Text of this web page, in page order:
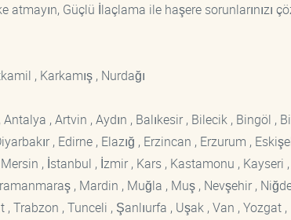
atmayın, Güçlü İlaçlama ile haşere sorunlarınızı
, Karkamış , Nurdağı
, Artvin , Aydın , Balıkesir , Bilecik , Bingöl ,
, Edirne , Elazığ , Erzincan , Erzurum ,
, İstanbul , İzmir , Kars , Kastamonu , Kayseri ,
, Mardin , Muğla , Muş , Nevşehir ,
Trabzon , Tunceli , Şanlıurfa , Uşak , Van , Yozgat ,